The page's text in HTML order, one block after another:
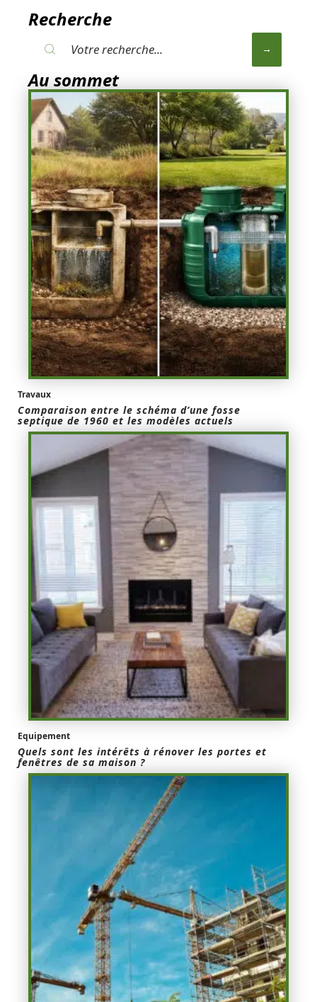
Recherche
Au sommet
Travaux
Comparaison entre le schéma d’une fosse
septique de 1960 et les modèles actuels
Equipement
Quels sont les intérêts à rénover les portes et
fenêtres de sa maison ?